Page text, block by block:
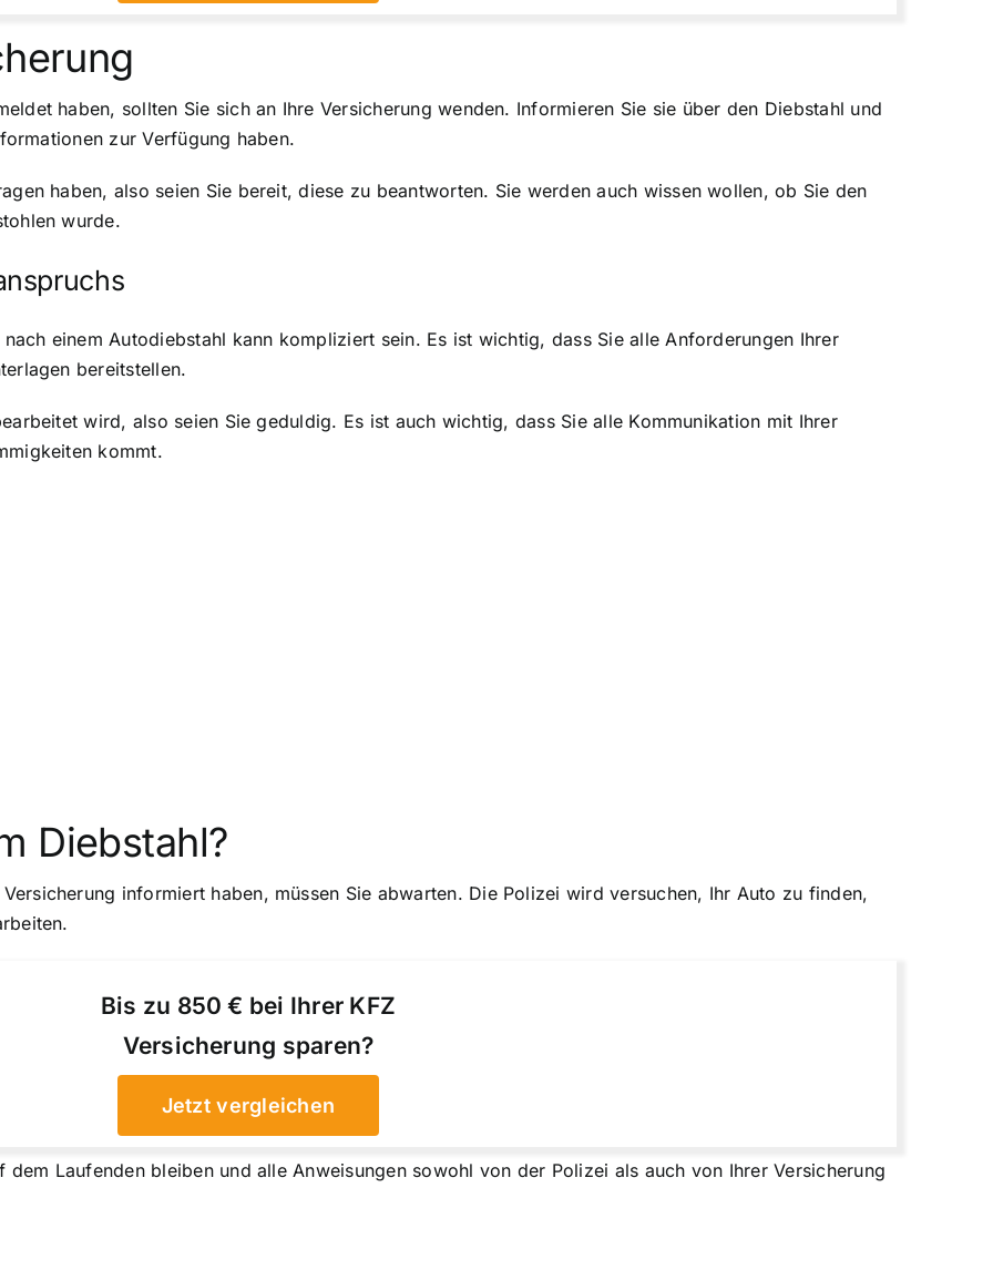
haben, sollten Sie sich an Ihre Versicherung wenden. Informieren Sie sie über den Diebstahl und
zur Verfügung haben.
haben, also seien Sie bereit, diese zu beantworten. Sie werden auch wissen wollen, ob Sie den
wurde.
einem Autodiebstahl kann kompliziert sein. Es ist wichtig, dass Sie alle Anforderungen Ihrer
bereitstellen.
wird, also seien Sie geduldig. Es ist auch wichtig, dass Sie alle Kommunikation mit Ihrer
kommt.
Diebstahl?
informiert haben, müssen Sie abwarten. Die Polizei wird versuchen, Ihr Auto zu finden,
Bis zu 850 € bei Ihrer KFZ
Versicherung sparen?
Jetzt vergleichen
Laufenden bleiben und alle Anweisungen sowohl von der Polizei als auch von Ihrer Versicherung